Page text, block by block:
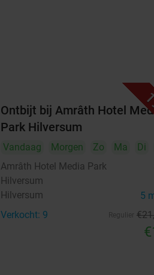
Ontbijt bij Amrâth Hotel
Park Hilversum
Vandaag Morgen Zo Ma Di
Amrâth Hotel Media Park
Hilversum
Hilversum 5
Verkocht: 9 €21